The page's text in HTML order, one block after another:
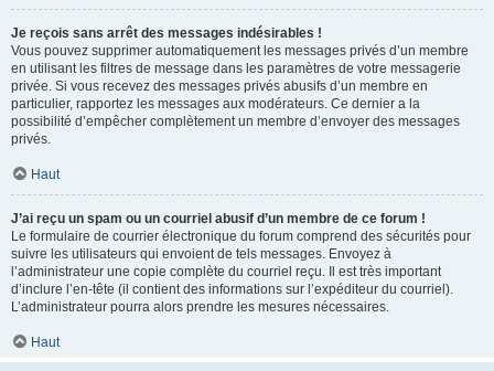
Je reçois sans arrêt des messages indésirables !
Vous pouvez supprimer automatiquement les messages privés d’un membre
en utilisant les filtres de message dans les paramètres de votre messagerie
privée. Si vous recevez des messages privés abusifs d’un membre en
particulier, rapportez les messages aux modérateurs. Ce dernier a la
possibilité d’empêcher complètement un membre d’envoyer des messages
privés.
Haut
J’ai reçu un spam ou un courriel abusif d’un membre de ce forum !
Le formulaire de courrier électronique du forum comprend des sécurités pour
suivre les utilisateurs qui envoient de tels messages. Envoyez à
l’administrateur une copie complète du courriel reçu. Il est très important
d’inclure l’en-tête (il contient des informations sur l’expéditeur du courriel).
L’administrateur pourra alors prendre les mesures nécessaires.
Haut